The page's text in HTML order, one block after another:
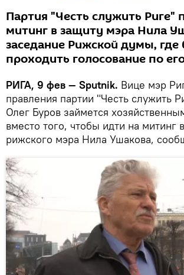
Партия "Честь служить Риге"
митинг в защиту мэра Нила
заседание Рижской думы, где
проходить голосование по
РИГА, 9 фев — Sputnik. Вице мэр
правления партии "Честь служить
Олег Буров займется
вместо того, чтобы идти на митинг
рижского мэра Нила Ушакова,